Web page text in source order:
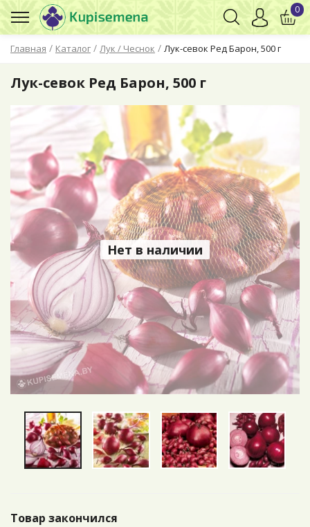
Главная / Каталог / Лук / Чеснок / Лук-севок Ред Барон, 500 г
0
Лук-севок Ред Барон, 500 г
Нет в наличии
Товар закончился